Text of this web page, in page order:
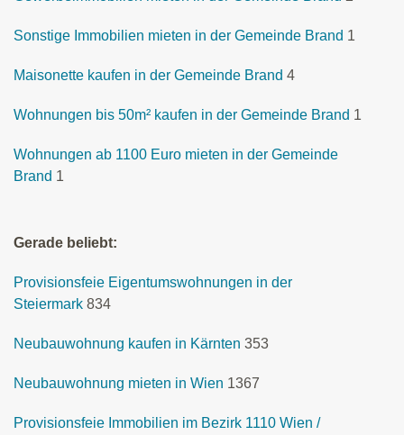
Sonstige Immobilien mieten in der Gemeinde Brand 1
Maisonette kaufen in der Gemeinde Brand 4
Wohnungen bis 50m² kaufen in der Gemeinde Brand 1
Wohnungen ab 1100 Euro mieten in der Gemeinde
Brand 1
Gerade beliebt:
Provisionsfeie Eigentumswohnungen in der
Steiermark 834
Neubauwohnung kaufen in Kärnten 353
Neubauwohnung mieten in Wien 1367
Provisionsfeie Immobilien im Bezirk 1110 Wien /